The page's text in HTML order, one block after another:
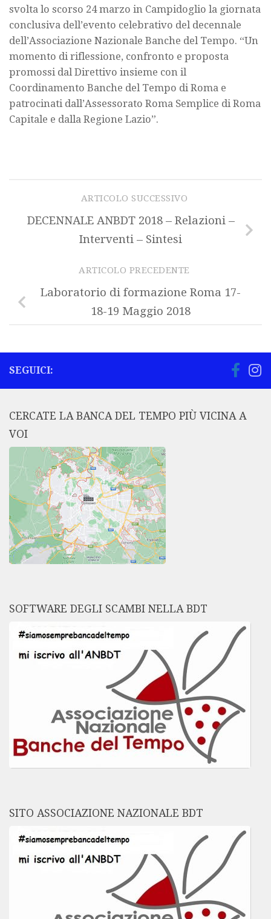
svolta lo scorso 24 marzo in Campidoglio la giornata
conclusiva dell’evento celebrativo del decennale
dell’Associazione Nazionale Banche del Tempo. “Un
momento di riflessione, confronto e proposta
promossi dal Direttivo insieme con il
Coordinamento Banche del Tempo di Roma e
patrocinati dall’Assessorato Roma Semplice di Roma
Capitale e dalla Regione Lazio”.
ARTICOLO SUCCESSIVO
DECENNALE ANBDT 2018 – Relazioni –
Interventi – Sintesi
ARTICOLO PRECEDENTE
Laboratorio di formazione Roma 17-
18-19 Maggio 2018
SEGUICI:
CERCATE LA BANCA DEL TEMPO PIÙ VICINA A
VOI
SOFTWARE DEGLI SCAMBI NELLA BDT
SITO ASSOCIAZIONE NAZIONALE BDT